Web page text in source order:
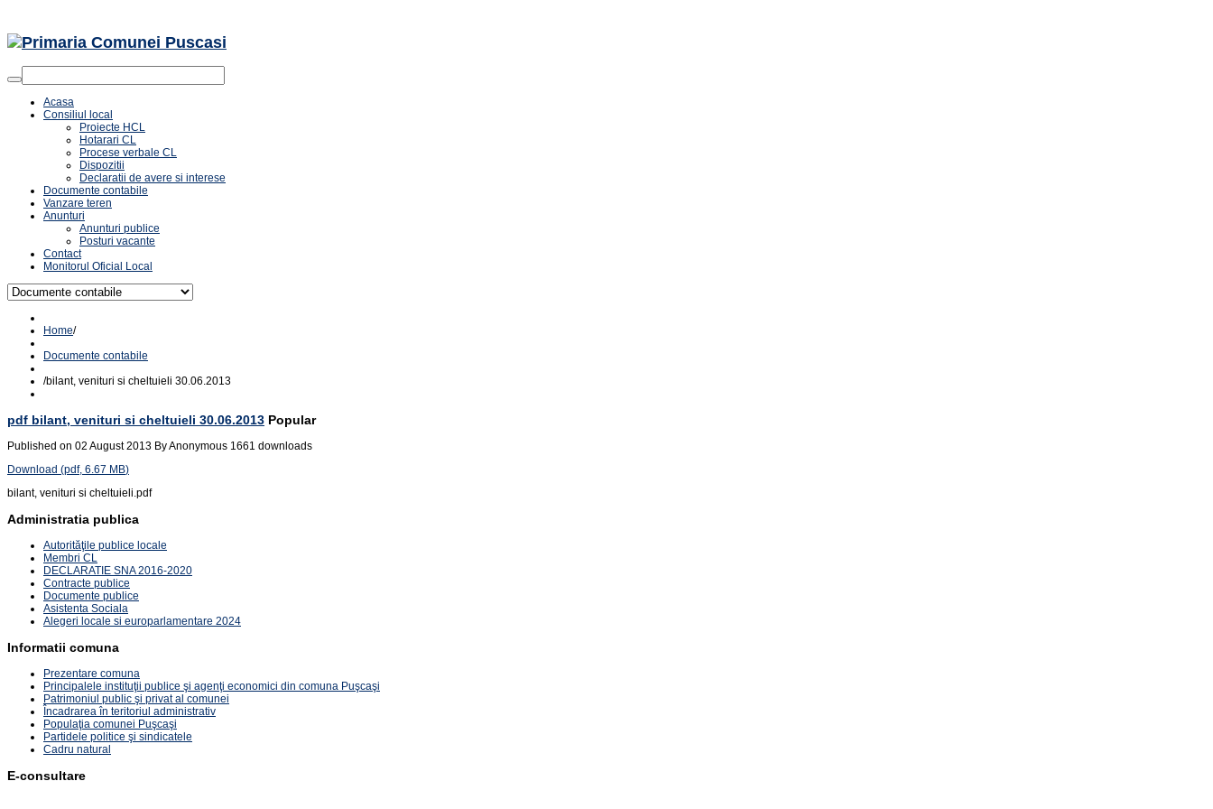
Acasa
Consiliul local
Proiecte HCL
Hotarari CL
Procese verbale CL
Dispozitii
Declaratii de avere si interese
Documente contabile
Vanzare teren
Anunturi
Anunturi publice
Posturi vacante
Contact
Monitorul Oficial Local
Home/
Documente contabile
/bilant, venituri si cheltuieli 30.06.2013
pdf bilant, venituri si cheltuieli 30.06.2013 Popular
Published on 02 August 2013 ByAnonymous 1661 downloads
Download (pdf, 6.67 MB)
bilant, venituri si cheltuieli.pdf
Administratia publica
Autorităţile publice locale
Membri CL
DECLARATIE SNA 2016-2020
Contracte publice
Documente publice
Asistenta Sociala
Alegeri locale si europarlamentare 2024
Informatii comuna
Prezentare comuna
Principalele instituţii publice şi agenţi economici din comuna Puşcaşi
Patrimoniul public şi privat al comunei
Încadrarea în teritoriul administrativ
Populaţia comunei Puşcaşi
Partidele politice şi sindicatele
Cadru natural
E-consultare